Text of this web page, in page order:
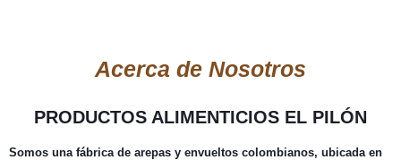
Acerca de Nosotros
PRODUCTOS ALIMENTICIOS EL PILÓN
Somos una fábrica de arepas y envueltos colombianos, ubicada en